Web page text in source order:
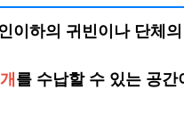
이하의 귀빈이나 단체
를 수납할 수 있는 공